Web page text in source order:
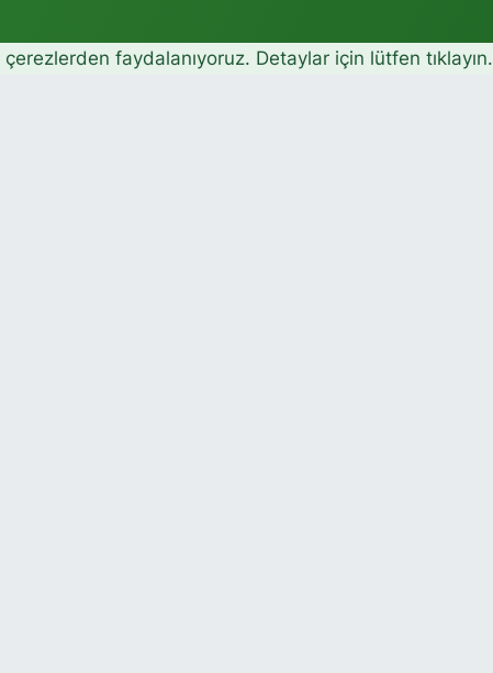
faydalanıyoruz. Detaylar için lütfen tıklayın.